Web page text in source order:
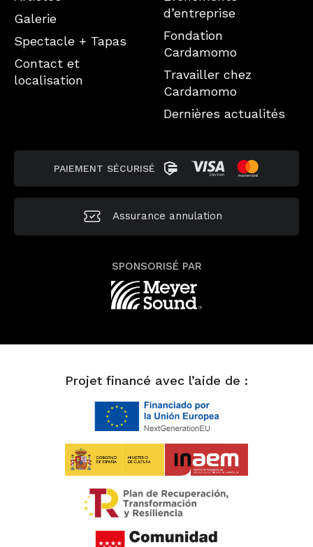
Galerie
Spectacle + Tapas
Contact et
localisation
d’entreprise
Fondation
Cardamomo
Travailler chez
Cardamomo
Dernières actualités
PAIEMENT SÉCURISÉ
Assurance annulation
SPONSORISÉ PAR
Projet financé avec l’aide de :